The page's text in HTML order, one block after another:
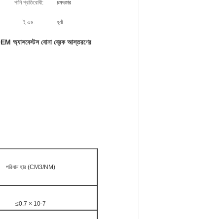
পানি প্রতিরোধী: চমৎকার
ই এম: হ্যাঁ
অ্যাসবেস্টস বোনা ব্রেক আস্তরণের
পরিধান হার (CM3/NM)
≤0.7 × 10-7